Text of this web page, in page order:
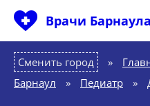
Врачи Барнаула
Сменить город
Барнаул
» Педиатр »